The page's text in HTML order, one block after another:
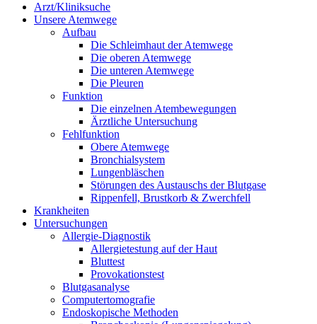
Arzt/Kliniksuche
Unsere Atemwege
Aufbau
Die Schleimhaut der Atemwege
Die oberen Atemwege
Die unteren Atemwege
Die Pleuren
Funktion
Die einzelnen Atembewegungen
Ärztliche Untersuchung
Fehlfunktion
Obere Atemwege
Bronchialsystem
Lungenbläschen
Störungen des Austauschs der Blutgase
Rippenfell, Brustkorb & Zwerchfell
Krankheiten
Untersuchungen
Allergie-Diagnostik
Allergietestung auf der Haut
Bluttest
Provokationstest
Blutgasanalyse
Computertomografie
Endoskopische Methoden